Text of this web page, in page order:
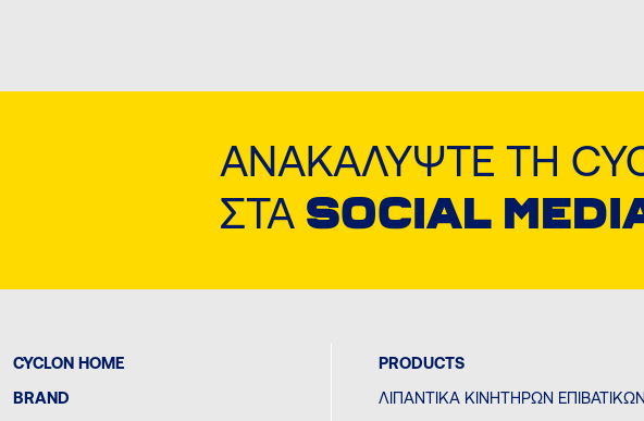
ΑΝΑΚΑΛΎΨΤΕ ΤΗ
ΣΤΑ SOCIAL
CYCLON HOME
BRAND
PRODUCTS
ΛΙΠΑΝΤΙΚΆ ΚΙΝΗΤΉΡΩΝ ΕΠΙΒΑΤΙΚΏΝ